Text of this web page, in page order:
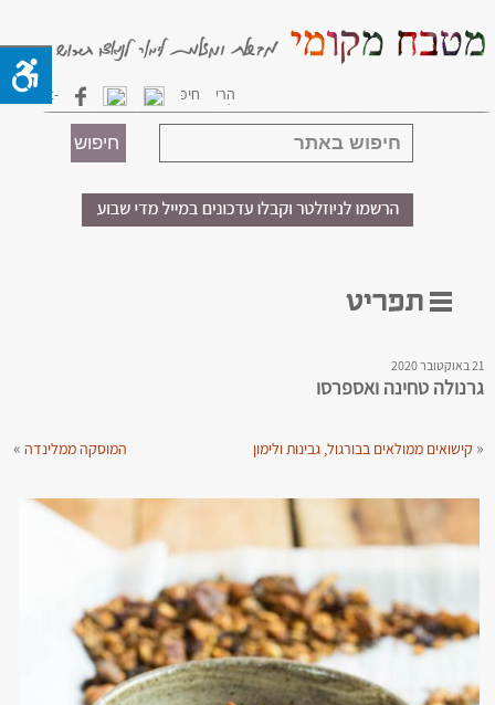
21 באוקטובר 2020
גרנולה טחינה ואספרסו
« קישואים ממולאים בבורגול, גבינות ולימון המוסקה ממלינדה»